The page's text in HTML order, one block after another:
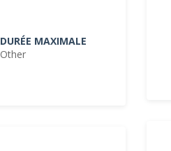
DURÉE MAXIMALE
Other